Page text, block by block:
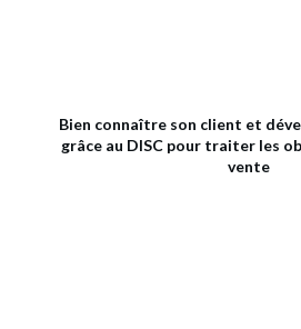
Bien connaître son client et
grâce au DISC pour traiter les
vente